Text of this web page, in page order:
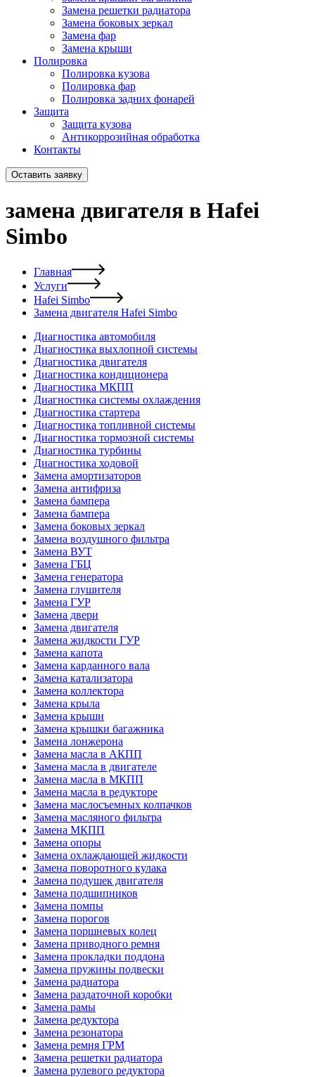
Замена решетки радиатора
Замена боковых зеркал
Замена фар
Замена крыши
Полировка
Полировка кузова
Полировка фар
Полировка задних фонарей
Защита
Защита кузова
Антикоррозийная обработка
Контакты
Оставить заявку
замена двигателя в Hafei
Simbo
Главная
Услуги
Hafei Simbo
Замена двигателя Hafei Simbo
Диагностика автомобиля
Диагностика выхлопной системы
Диагностика двигателя
Диагностика кондиционера
Диагностика МКПП
Диагностика системы охлаждения
Диагностика стартера
Диагностика топливной системы
Диагностика тормозной системы
Диагностика турбины
Диагностика ходовой
Замена амортизаторов
Замена антифриза
Замена бампера
Замена бампера
Замена боковых зеркал
Замена воздушного фильтра
Замена ВУТ
Замена ГБЦ
Замена генератора
Замена глушителя
Замена ГУР
Замена двери
Замена двигателя
Замена жидкости ГУР
Замена капота
Замена карданного вала
Замена катализатора
Замена коллектора
Замена крыла
Замена крыши
Замена крышки багажника
Замена лонжерона
Замена масла в АКПП
Замена масла в двигателе
Замена масла в МКПП
Замена масла в редукторе
Замена маслосъемных колпачков
Замена масляного фильтра
Замена МКПП
Замена опоры
Замена охлаждающей жидкости
Замена поворотного кулака
Замена подушек двигателя
Замена подшипников
Замена помпы
Замена порогов
Замена поршневых колец
Замена приводного ремня
Замена прокладки поддона
Замена пружины подвески
Замена радиатора
Замена раздаточной коробки
Замена рамы
Замена редуктора
Замена резонатора
Замена ремня ГРМ
Замена решетки радиатора
Замена рулевого редуктора